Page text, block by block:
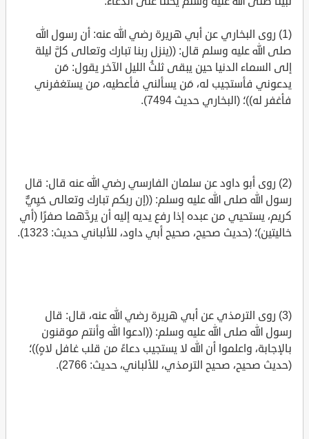
(1) روى البخاري عن أبي هريرة رضي الله عنه: أن رسول الله
صلى الله عليه وسلم قال: ((ينزل ربنا تبارك وتعالى كلَّ ليلة
إلى السماء الدنيا حين يبقى ثلثُ الليل الآخر يقول: مَن
يدعوني فأستجيب له، مَن يسألني فأعطيه، من يستغفرني
فأغفر له))؛ (البخاري حديث 7494).
(2) روى أبو داود عن سلمان الفارسي رضي الله عنه قال: قال
رسول الله صلى الله عليه وسلم: ((إن ربكم تبارك وتعالى حَيِيٌّ
كريم، يستحيي من عبده إذا رفع يديه إليه أن يردَّهما صفرًا (أي
خاليتين)؛ (حديث صحيح، صحيح أبي داود، للألباني حديث: 1323).
(3) روى الترمذي عن أبي هريرة رضي الله عنه، قال: قال
رسول الله صلى الله عليه وسلم: ((ادعوا الله وأنتم موقنون
بالإجابة، واعلموا أن الله لا يستجيب دعاءً من قلب غافل لاهٍ))؛
(حديث صحيح، صحيح الترمذي، للألباني، حديث: 2766).